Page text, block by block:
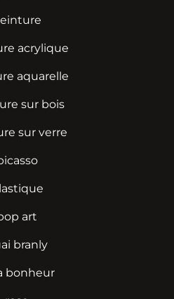
acrylique
aquarelle
sur bois
sur verre
art
branly
bonheur